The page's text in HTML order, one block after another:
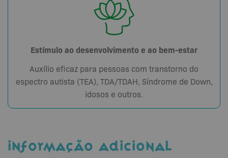
Estímulo ao desenvolvimento e ao bem-estar
Auxílio eficaz para pessoas com transtorno do
espectro autista (TEA), TDA/TDAH, Síndrome de Down,
idosos e outros.
INFORMAÇÃO ADICIONAL